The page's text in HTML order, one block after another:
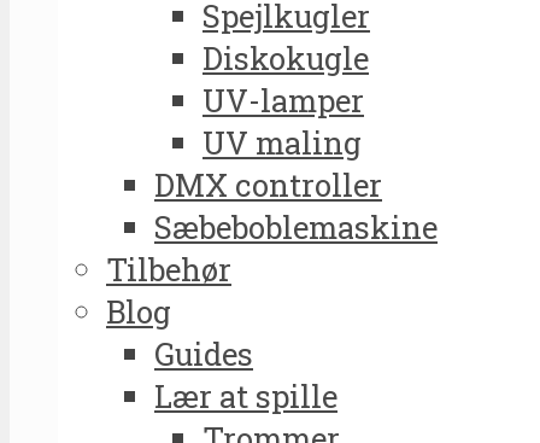
Spejlkugler
Diskokugle
UV-lamper
UV maling
DMX controller
Sæbeboblemaskine
Tilbehør
Blog
Guides
Lær at spille